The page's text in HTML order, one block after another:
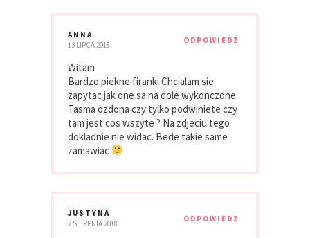
ANNA
13 LIPCA 2018
ODPOWIEDZ
Witam
Bardzo piekne firanki Chcialam sie
zapytac jak one sa na dole wykonczone
Tasma ozdona czy tylko podwiniete czy
tam jest cos wszyte ? Na zdjeciu tego
dokladnie nie widac. Bede takie same
zamawiac
JUSTYNA
2 SIERPNIA 2018
ODPOWIEDZ